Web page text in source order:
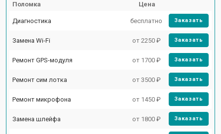
Поломка Цена
Диагностика бесплатно Заказать
Замена Wi-Fi от 2250 ₽ Заказать
Ремонт GPS-модуля от 1700 ₽ Заказать
Ремонт сим лотка от 3500 ₽ Заказать
Ремонт микрофона от 1450 ₽ Заказать
Замена шлейфа от 1800 ₽ Заказать